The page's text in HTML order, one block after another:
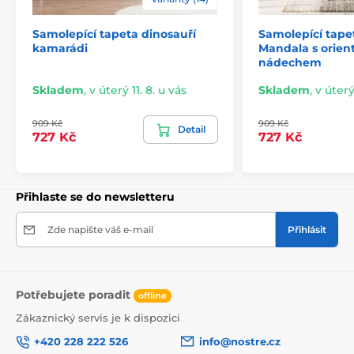
Před aplikací se ujistěte, že je stěna hladká, čistá a
zbavená mastnoty i prachu. Pro ideální výsledek
zvládne ho každý. Odstranění tapety je rovněž
podrobný návod.
Samolepící tapeta dinosauří
kamarádi
Skladem, v úterý 11. 8. u vás
909 Kč
727 Kč
Detail
Samolepící
Mandala s
nádechem
Skladem, v úterý
909 Kč
727 Kč
Přihlaste se do newsletteru
Zde napište váš e-mail Přihlásit
Potřebujete poradit offline
Zákaznický servis je k dispozici
+420 228 222 526
info@nostre.cz